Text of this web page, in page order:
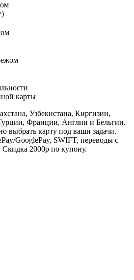
карты
Узбекистана, Киргизии,
Франции, Англии и Бельгии.
выбрать карту под ваши задачи.
GooglePay, SWIFT, переводы с
2000р по купону.